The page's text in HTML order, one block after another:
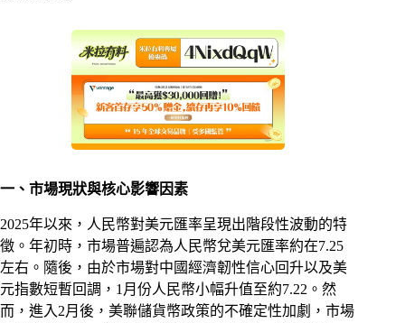
一、市場現狀與核心影響因素
2025年以來，人民幣對美元匯率呈現出階段性波動的特
徵。年初時，市場普遍認為人民幣兌美元匯率約在7.25
左右。隨後，由於市場對中國經濟韌性信心回升以及美
元指數短暫回調，1月份人民幣小幅升值至約7.22。然
而，進入2月後，美聯儲貨幣政策的不確定性加劇，市場